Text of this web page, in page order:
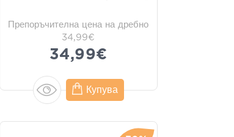
Препоръчителна цена на дребно
34,99€
34,99€
Купува